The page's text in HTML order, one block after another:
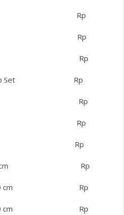
Rp
Rp
G Rp
Cup Set Rp
Rp
Holder Rp
Holder Rp
35-60 cm Rp
55-100 cm Rp
75-140 cm Rp